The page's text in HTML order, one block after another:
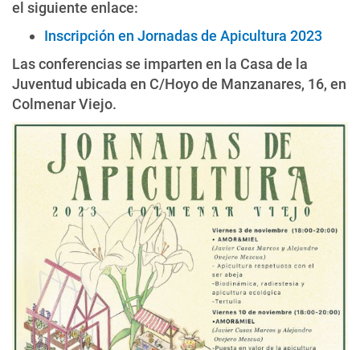
el siguiente enlace:
Inscripción en Jornadas de Apicultura 2023
Las conferencias se imparten en la Casa de la
Juventud ubicada en C/Hoyo de Manzanares, 16, en
Colmenar Viejo.